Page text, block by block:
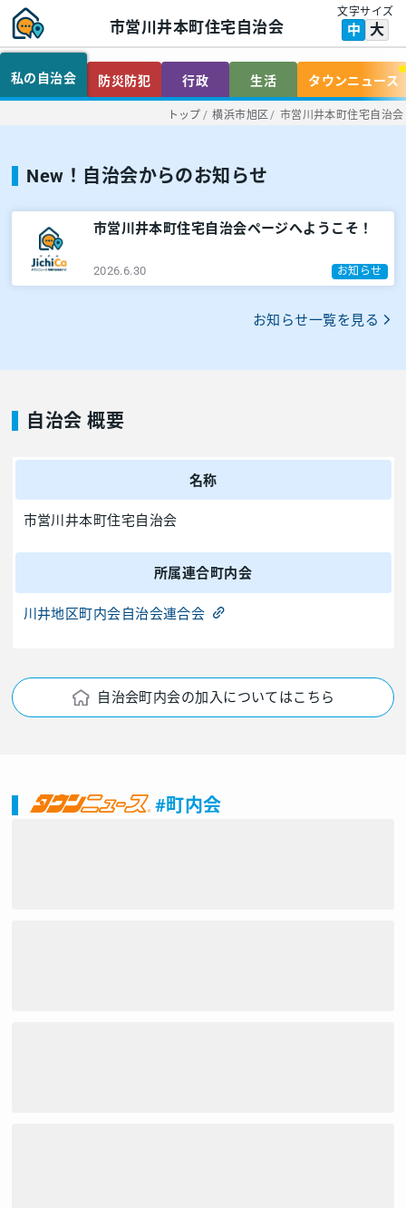
市営川井本町住宅自治会
文字サイズ
中 大
私の自治会 防災防犯 行政 生活 タウンニュース
トップ / 横浜市旭区 / 市営川井本町住宅自治会
New！自治会からのお知らせ
市営川井本町住宅自治会ページへようこそ！
2026.6.30 お知らせ
お知らせ一覧を見る
自治会 概要
名称
市営川井本町住宅自治会
所属連合町内会
川井地区町内会自治会連合会
自治会町内会の加入についてはこちら
#町内会